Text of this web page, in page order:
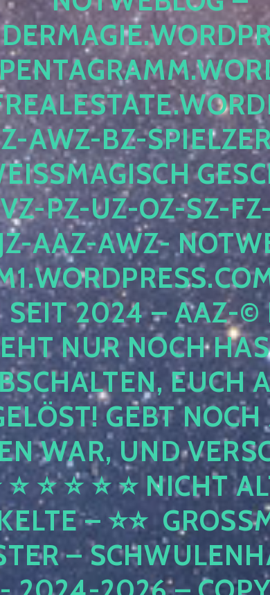
BZ-
UZ-OZ-SZ-FZ-
AWZ-
–
2024 – AAZ-©
NOCH HASS! ,
EUCH
GEBT NOCH
UND
⭐ ⭐ ⭐ NICHT
– ⭐⭐